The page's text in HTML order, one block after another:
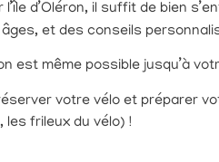
d’Oléron, il suffit de bien
et des conseils
est même possible jusqu’à
votre vélo et préparer
frileux du vélo) !